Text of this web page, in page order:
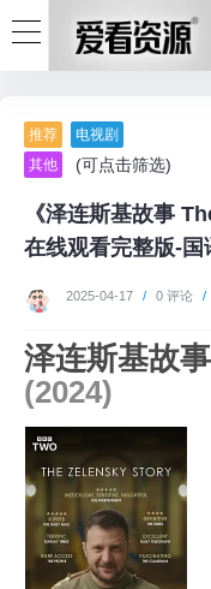
推荐
电视剧
其他
(可点击筛选)
《泽连斯基故事
在线观看完整版-
2025-04-17 / 0 评论 /
泽连斯基故
(2024)